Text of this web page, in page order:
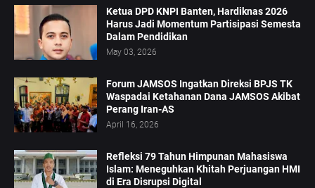
Ketua DPD KNPI Banten, Hardiknas 2026
Harus Jadi Momentum Partisipasi Semesta
Dalam Pendidikan
May 03, 2026
Forum JAMSOS Ingatkan Direksi BPJS TK
Waspadai Ketahanan Dana JAMSOS Akibat
Perang Iran-AS
April 16, 2026
Refleksi 79 Tahun Himpunan Mahasiswa
Islam: Meneguhkan Khitah Perjuangan HMI
di Era Disrupsi Digital